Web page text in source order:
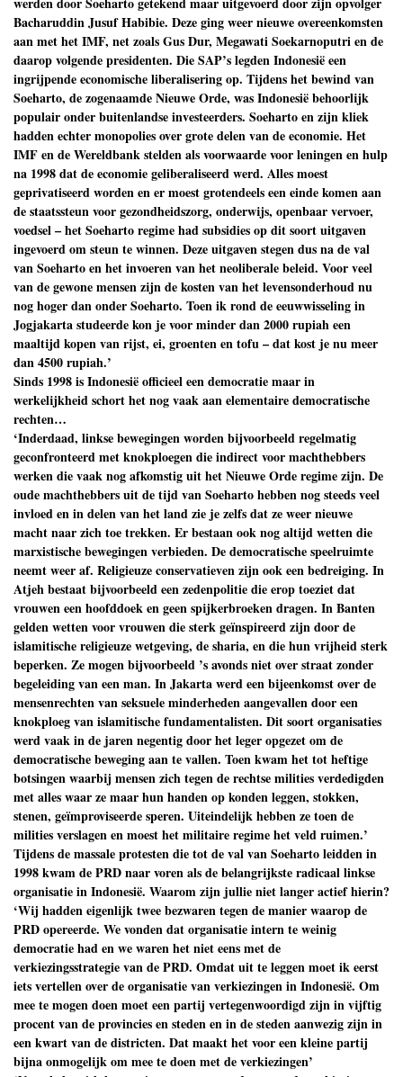
Bacharuddin Jusuf Habibie. Deze ging weer nieuwe overeenkomsten
aan met het IMF, net zoals Gus Dur, Megawati Soekarnoputri en de
daarop volgende presidenten. Die SAP’s legden Indonesië een
ingrijpende economische liberalisering op. Tijdens het bewind van
Soeharto, de zogenaamde Nieuwe Orde, was Indonesië behoorlijk
populair onder buitenlandse investeerders. Soeharto en zijn kliek
hadden echter monopolies over grote delen van de economie. Het
IMF en de Wereldbank stelden als voorwaarde voor leningen en hulp
na 1998 dat de economie geliberaliseerd werd. Alles moest
geprivatiseerd worden en er moest grotendeels een einde komen aan
de staatssteun voor gezondheidszorg, onderwijs, openbaar vervoer,
voedsel – het Soeharto regime had subsidies op dit soort uitgaven
ingevoerd om steun te winnen. Deze uitgaven stegen dus na de val
van Soeharto en het invoeren van het neoliberale beleid. Voor veel
van de gewone mensen zijn de kosten van het levensonderhoud nu
nog hoger dan onder Soeharto. Toen ik rond de eeuwwisseling in
Jogjakarta studeerde kon je voor minder dan 2000 rupiah een
maaltijd kopen van rijst, ei, groenten en tofu – dat kost je nu meer
dan 4500 rupiah.’
Sinds 1998 is Indonesië officieel een democratie maar in
werkelijkheid schort het nog vaak aan elementaire democratische
rechten…
‘Inderdaad, linkse bewegingen worden bijvoorbeeld regelmatig
geconfronteerd met knokploegen die indirect voor machthebbers
werken die vaak nog afkomstig uit het Nieuwe Orde regime zijn. De
oude machthebbers uit de tijd van Soeharto hebben nog steeds veel
invloed en in delen van het land zie je zelfs dat ze weer nieuwe
macht naar zich toe trekken. Er bestaan ook nog altijd wetten die
marxistische bewegingen verbieden. De democratische speelruimte
neemt weer af. Religieuze conservatieven zijn ook een bedreiging. In
Atjeh bestaat bijvoorbeeld een zedenpolitie die erop toeziet dat
vrouwen een hoofddoek en geen spijkerbroeken dragen. In Banten
gelden wetten voor vrouwen die sterk geïnspireerd zijn door de
islamitische religieuze wetgeving, de sharia, en die hun vrijheid sterk
beperken. Ze mogen bijvoorbeeld ’s avonds niet over straat zonder
begeleiding van een man. In Jakarta werd een bijeenkomst over de
mensenrechten van seksuele minderheden aangevallen door een
knokploeg van islamitische fundamentalisten. Dit soort organisaties
werd vaak in de jaren negentig door het leger opgezet om de
democratische beweging aan te vallen. Toen kwam het tot heftige
botsingen waarbij mensen zich tegen de rechtse milities verdedigden
met alles waar ze maar hun handen op konden leggen, stokken,
stenen, geïmproviseerde speren. Uiteindelijk hebben ze toen de
milities verslagen en moest het militaire regime het veld ruimen.’
Tijdens de massale protesten die tot de val van Soeharto leidden in
1998 kwam de PRD naar voren als de belangrijkste radicaal linkse
organisatie in Indonesië. Waarom zijn jullie niet langer actief hierin?
‘Wij hadden eigenlijk twee bezwaren tegen de manier waarop de
PRD opereerde. We vonden dat organisatie intern te weinig
democratie had en we waren het niet eens met de
verkiezingsstrategie van de PRD. Omdat uit te leggen moet ik eerst
iets vertellen over de organisatie van verkiezingen in Indonesië. Om
mee te mogen doen moet een partij vertegenwoordigd zijn in vijftig
procent van de provincies en steden en in de steden aanwezig zijn in
een kwart van de districten. Dat maakt het voor een kleine partij
bijna onmogelijk om mee te doen met de verkiezingen’